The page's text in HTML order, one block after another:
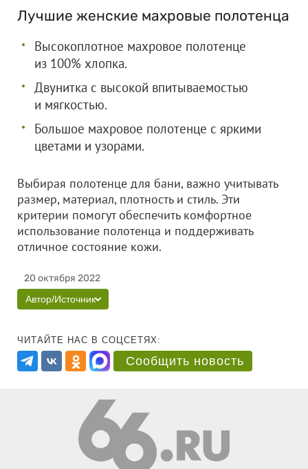
Лучшие женские махровые полотенца
Высокоплотное махровое полотенце
из 100% хлопка.
Двунитка с высокой впитываемостью
и мягкостью.
Большое махровое полотенце с яркими
цветами и узорами.
Выбирая полотенце для бани, важно учитывать
размер, материал, плотность и стиль. Эти
критерии помогут обеспечить комфортное
использование полотенца и поддерживать
отличное состояние кожи.
20 октября 2022
Автор/Источник
ЧИТАЙТЕ НАС В СОЦСЕТЯХ:
Сообщить новость